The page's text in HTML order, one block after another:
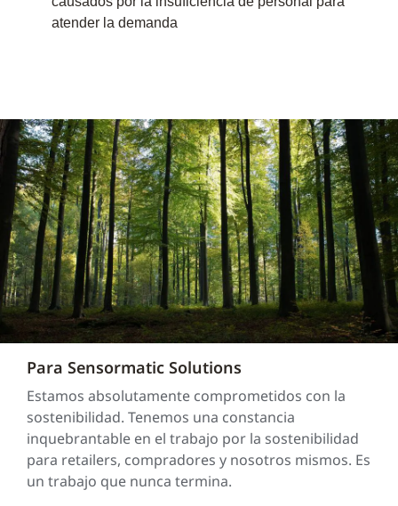
atender la demanda
Para Sensormatic Solutions
Estamos absolutamente comprometidos con la
sostenibilidad. Tenemos una constancia
inquebrantable en el trabajo por la sostenibilidad
para retailers, compradores y nosotros mismos. Es
un trabajo que nunca termina.